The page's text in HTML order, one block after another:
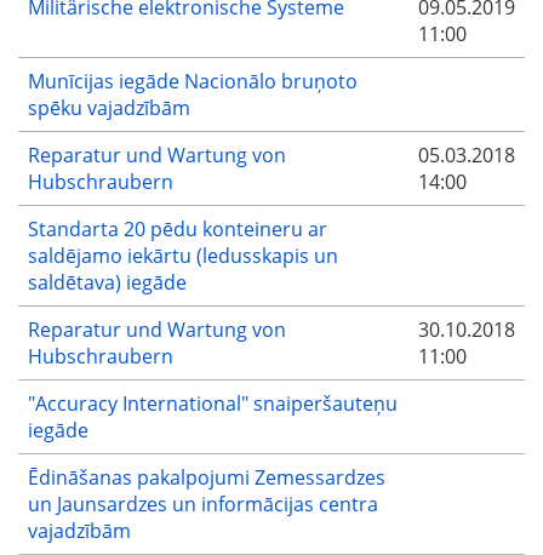
Militärische elektronische Systeme
09.05.2019
11:00
Munīcijas iegāde Nacionālo bruņoto
spēku vajadzībām
Reparatur und Wartung von
Hubschraubern
05.03.2018
14:00
Standarta 20 pēdu konteineru ar
saldējamo iekārtu (ledusskapis un
saldētava) iegāde
Reparatur und Wartung von
Hubschraubern
30.10.2018
11:00
"Accuracy International" snaiperšauteņu
iegāde
Ēdināšanas pakalpojumi Zemessardzes
un Jaunsardzes un informācijas centra
vajadzībām